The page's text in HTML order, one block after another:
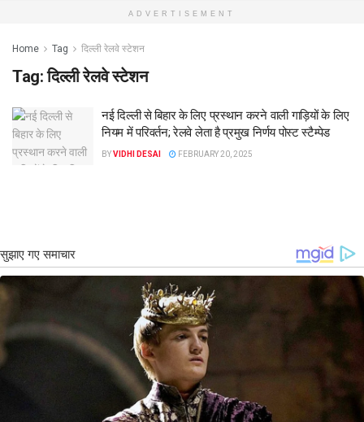
ADVERTISEMENT
Home Tag दिल्ली रेलवे स्टेशन
Tag:दिल्ली रेलवे स्टेशन
नई दिल्ली से बिहार के लिए प्रस्थान करने वाली गाड़ियों के लिए
नियम में परिवर्तन; रेलवे लेता है प्रमुख निर्णय पोस्ट स्टैम्पेड
BYVIDHI DESAI FEBRUARY 20, 2025